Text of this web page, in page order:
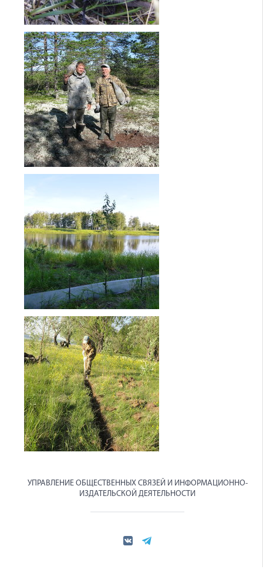
УПРАВЛЕНИЕ ОБЩЕСТВЕННЫХ СВЯЗЕЙ И ИНФОРМАЦИОННО-
ИЗДАТЕЛЬСКОЙ ДЕЯТЕЛЬНОСТИ